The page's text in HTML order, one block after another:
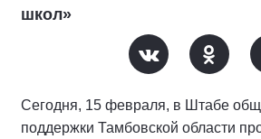
школ»
Сегодня, 15 февраля, в Штабе
поддержки Тамбовской области